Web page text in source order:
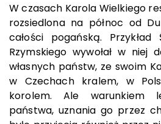
W czasach Karola Wielkiego
rozsiedlona na północ od
całości pogańską. Przykład
Rzymskiego wywołał w niej
własnych państw, ze swoim
w Czechach kralem, w
korolem. Ale warunkiem
państwa, uznania go przez